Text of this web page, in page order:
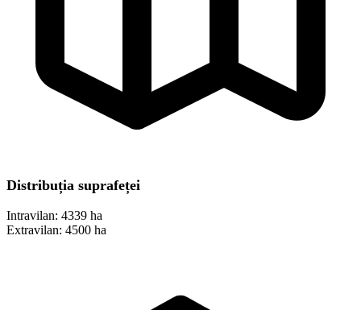
Distribuția suprafeței
Intravilan: 4339 ha
Extravilan: 4500 ha